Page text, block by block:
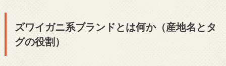
ズワイガニ系ブランドとは何か（産地名とタ
グの役割）